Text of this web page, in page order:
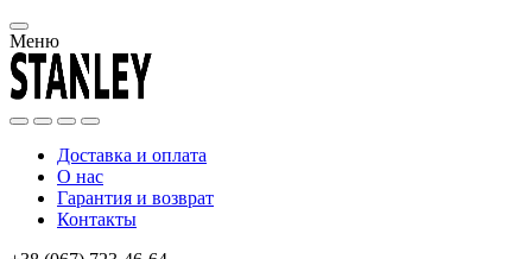
Меню
Доставка и оплата
О нас
Гарантия и возврат
Контакты